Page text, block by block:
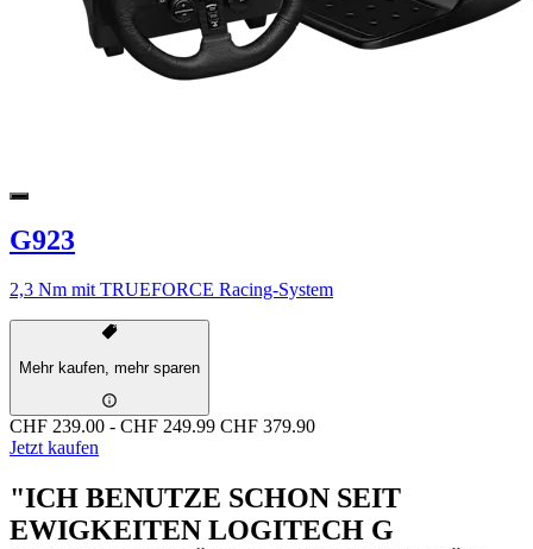
G923
2,3 Nm mit TRUEFORCE Racing-System
Mehr kaufen, mehr sparen
CHF 239.00 - CHF 249.99 CHF 379.90
Jetzt kaufen
"ICH BENUTZE SCHON SEIT
EWIGKEITEN LOGITECH G